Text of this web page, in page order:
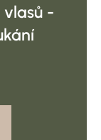
vlasů -